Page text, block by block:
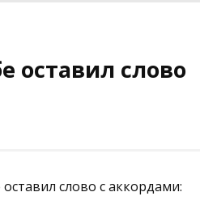
оставил слово
слово с аккордами: